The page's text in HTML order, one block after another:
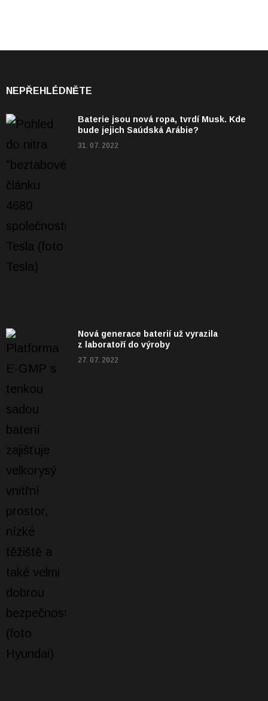
NEPŘEHLÉDNĚTE
Baterie jsou nová ropa, tvrdí Musk. Kde
bude jejich Saúdská Arábie?
31. 07. 2022
Nová generace baterií už vyrazila
z laboratoří do výroby
27. 07. 2022